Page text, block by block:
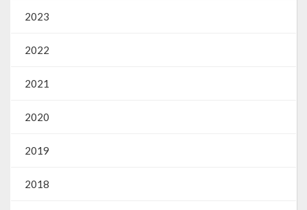
2023
2022
2021
2020
2019
2018